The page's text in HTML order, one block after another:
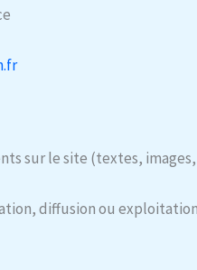
sur le site (textes,
diffusion ou